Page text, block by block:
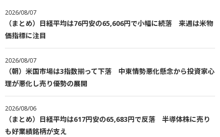
2026/08/07
（まとめ）日経平均は76円安の65,606円で小幅に続落 来週は米物
価指標に注目
2026/08/07
（朝）米国市場は3指数揃って下落 中東情勢悪化懸念から投資家心
理が悪化し売り優勢の展開
2026/08/06
（まとめ）日経平均は617円安の65,683円で反落 半導体株に売り
も好業績銘柄が支え